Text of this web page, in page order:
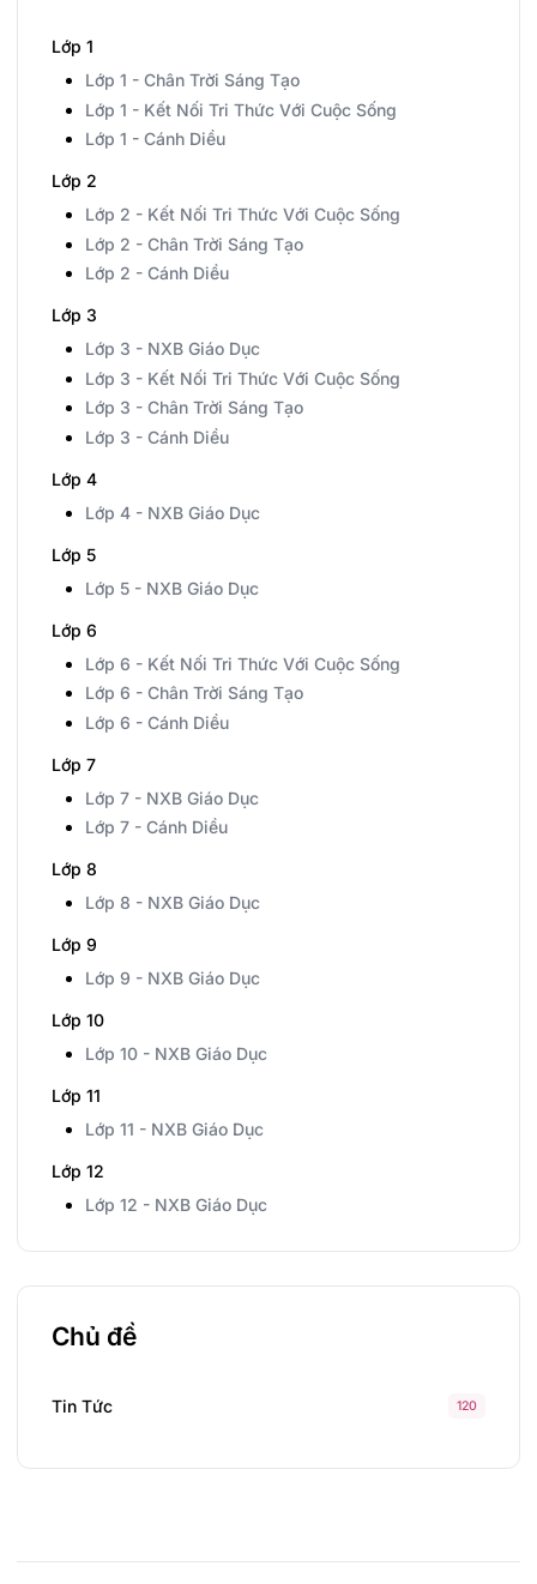
Lớp 1
Lớp 1 - Chân Trời Sáng Tạo
Lớp 1 - Kết Nối Tri Thức Với Cuộc Sống
Lớp 1 - Cánh Diều
Lớp 2
Lớp 2 - Kết Nối Tri Thức Với Cuộc Sống
Lớp 2 - Chân Trời Sáng Tạo
Lớp 2 - Cánh Diều
Lớp 3
Lớp 3 - NXB Giáo Dục
Lớp 3 - Kết Nối Tri Thức Với Cuộc Sống
Lớp 3 - Chân Trời Sáng Tạo
Lớp 3 - Cánh Diều
Lớp 4
Lớp 4 - NXB Giáo Dục
Lớp 5
Lớp 5 - NXB Giáo Dục
Lớp 6
Lớp 6 - Kết Nối Tri Thức Với Cuộc Sống
Lớp 6 - Chân Trời Sáng Tạo
Lớp 6 - Cánh Diều
Lớp 7
Lớp 7 - NXB Giáo Dục
Lớp 7 - Cánh Diều
Lớp 8
Lớp 8 - NXB Giáo Dục
Lớp 9
Lớp 9 - NXB Giáo Dục
Lớp 10
Lớp 10 - NXB Giáo Dục
Lớp 11
Lớp 11 - NXB Giáo Dục
Lớp 12
Lớp 12 - NXB Giáo Dục
Chủ đề
Tin Tức 120